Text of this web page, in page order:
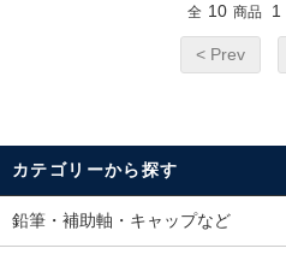
全 10 商品 1
< Prev
カテゴリーから探す
鉛筆・補助軸・キャップなど